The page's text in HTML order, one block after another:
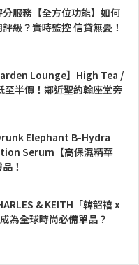
服務【全方位功能】如何
級？實時監控 信貸無憂！
Lounge】High Tea /
至半價！鄰近聖約翰座堂旁
Elephant B-Hydra
Serum【高保濕精華
！
& KEITH「韓韶禧 x
為全球時尚必備單品？